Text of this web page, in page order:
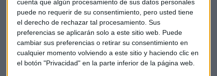
cuenta que algún procesamiento de sus datos personales
puede no requerir de su consentimiento, pero usted tiene
el derecho de rechazar tal procesamiento. Sus
preferencias se aplicarán solo a este sitio web. Puede
cambiar sus preferencias o retirar su consentimiento en
cualquier momento volviendo a este sitio y haciendo clic en
el botón "Privacidad" en la parte inferior de la página web.
la materia de quienes toman las decisiones es
precisamente uno de los principales motivos por el que la
nota media de la gobernanza educativa nacional es de
calidad “deficiente o muy deficiente”.
Tampoco ayuda el reparto del gasto, que arroja resultados